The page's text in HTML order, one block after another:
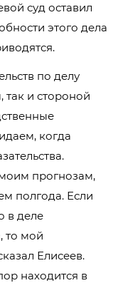
суд оставил
этого дела
по делу
так и стороной
когда
прогнозам,
полгода. Если
в деле
то мой
Елисеев.
находится в